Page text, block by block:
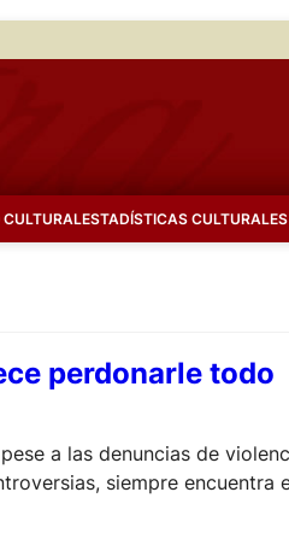
ESTADÍSTICAS CULTURALES
perdonarle todo
a las denuncias de
siempre encuentra